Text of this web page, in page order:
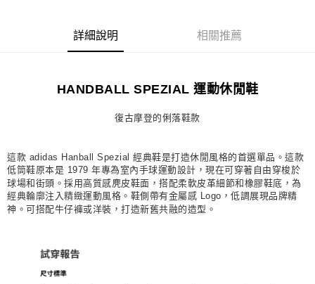
詳細說明 相關推薦
HANDBALL SPEZIAL 運動休閒鞋
復古摩登的俐落鞋款
這款 adidas Hanball Spezial 經典鞋是打造休閒風格的首選單品。這款
低筒鞋原本是 1979 年專為室內手球運動設計，現在可穿著自由穿梭於
球場和街頭。採用高質感麂皮鞋面，搭配柔軟皮革細節和橡膠鞋底，為
經典輪廓注入精緻運動風格。鞋側帶有金屬感 Logo，低調展現品牌精
神。可搭配牛仔褲或洋裝，打造新舊共融的造型。